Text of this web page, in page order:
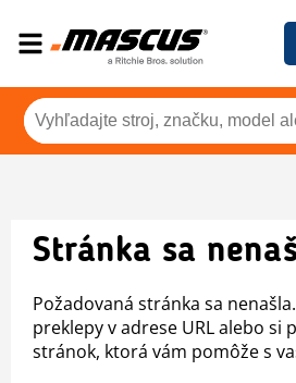
Stránka sa
Požadovaná stránka sa
preklepy v adrese URL alebo si
stránok, ktorá vám pomôže s